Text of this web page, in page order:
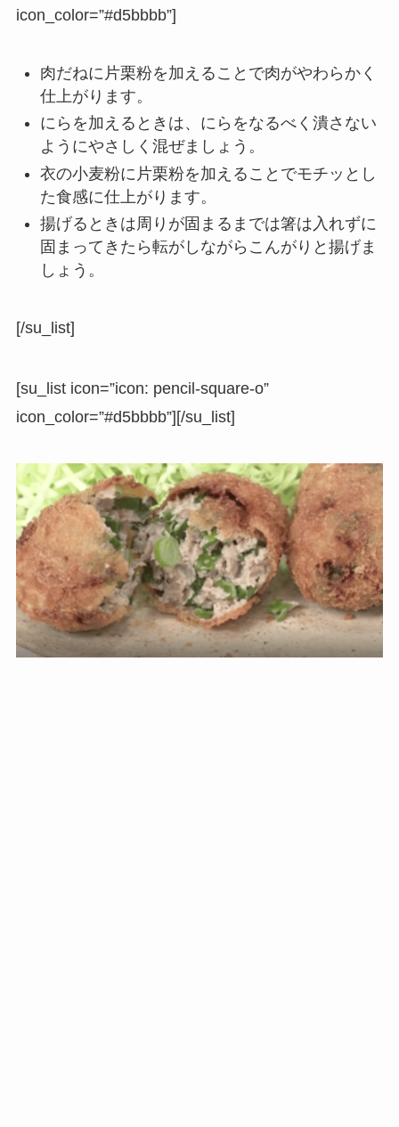
icon_color=”#d5bbbb”]
肉だねに片栗粉を加えることで肉がやわらかく
仕上がります。
にらを加えるときは、にらをなるべく潰さない
ようにやさしく混ぜましょう。
衣の小麦粉に片栗粉を加えることでモチッとし
た食感に仕上がります。
揚げるときは周りが固まるまでは箸は入れずに
固まってきたら転がしながらこんがりと揚げま
しょう。
[/su_list]
[su_list icon=”icon: pencil-square-o”
icon_color=”#d5bbbb”][/su_list]